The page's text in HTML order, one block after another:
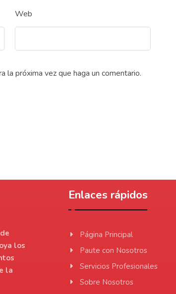
Web
la próxima vez que haga un comentario.
los
la
Enlaces rápidos
Página Principal
Paute con Nosotros
Servicios Profesionales
Sobre Nosotros